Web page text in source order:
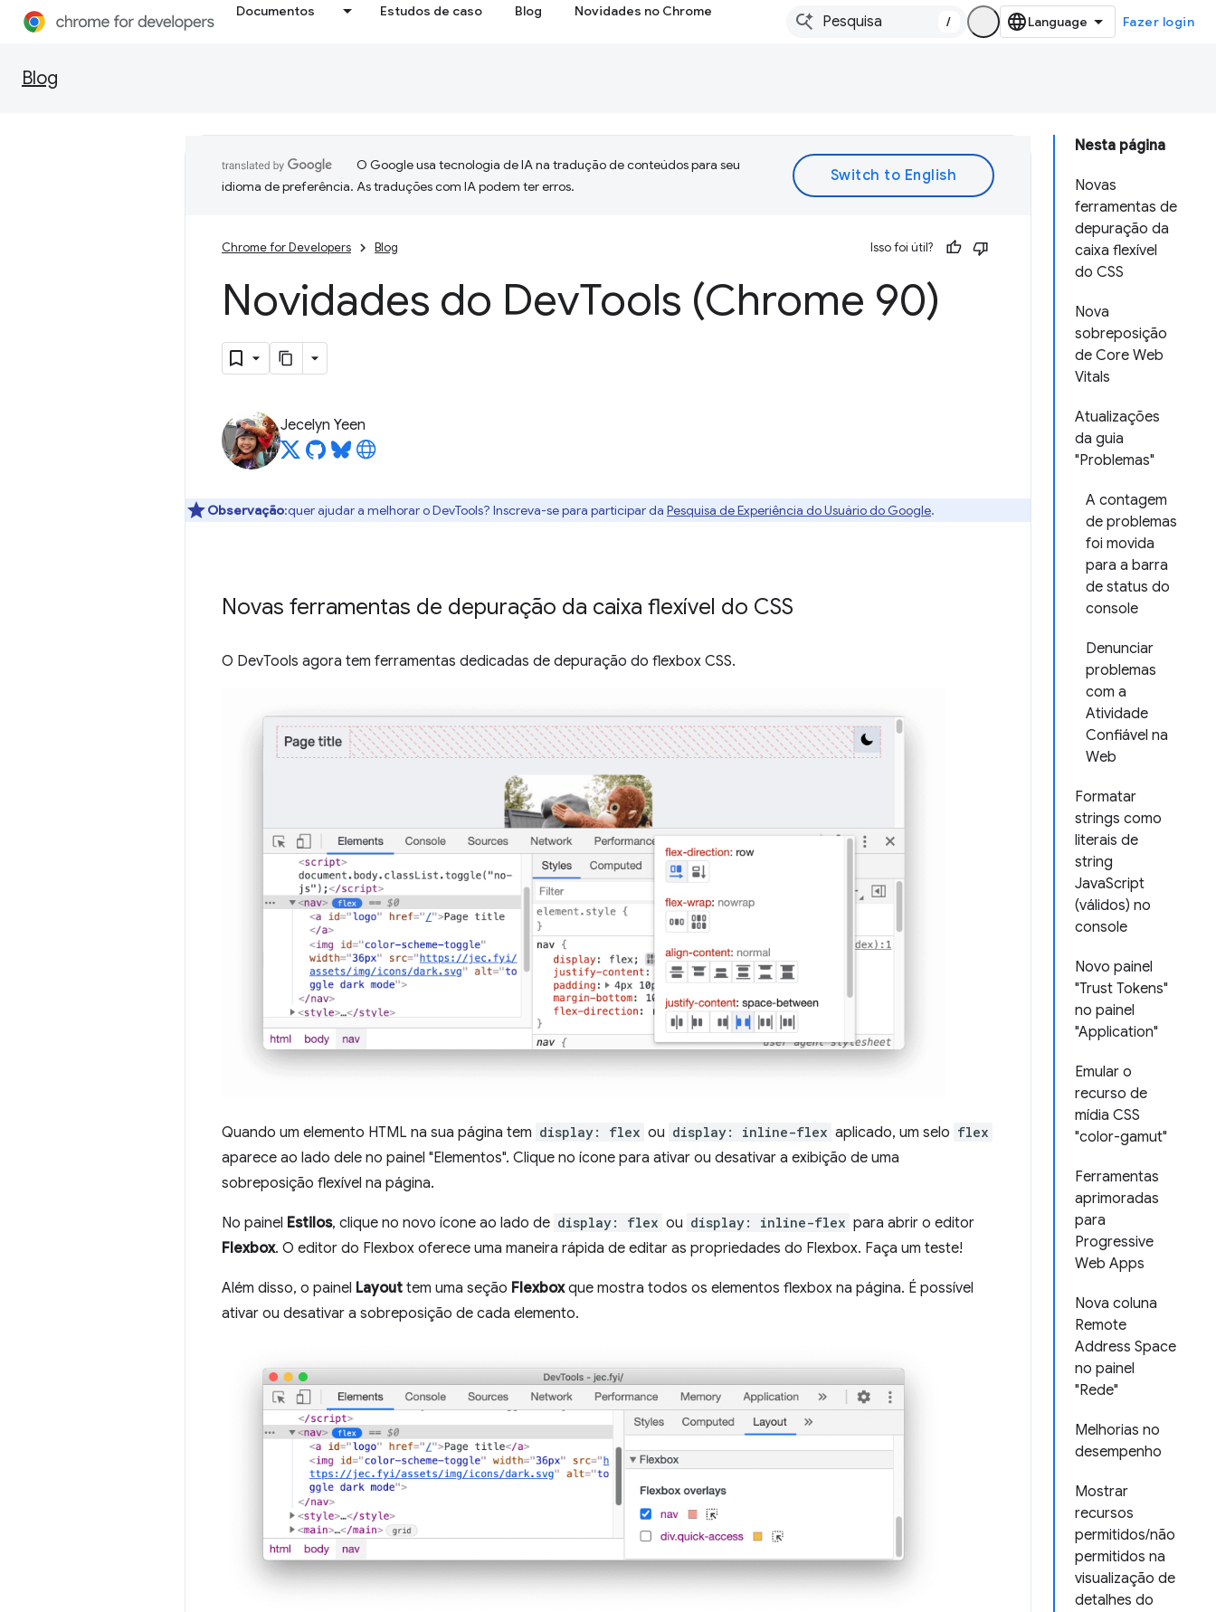
Documentos Estudos de caso Blog Novidades no Chrome
/ Fazer login
Blog
Nesta página
Novas
ferramentas de
depuração da
caixa flexível
do CSS
Nova
sobreposição
de Core Web
Vitals
Atualizações
da guia
"Problemas"
A contagem
de problemas
foi movida
para a barra
de status do
console
Denunciar
problemas
com a
Atividade
Confiável na
Web
Formatar
strings como
literais de
string
JavaScript
(válidos) no
console
Novo painel
"Trust Tokens"
no painel
"Application"
Emular o
recurso de
mídia CSS
"color-gamut"
Ferramentas
aprimoradas
para
Progressive
Web Apps
Nova coluna
Remote
Address Space
no painel
"Rede"
Melhorias no
desempenho
Mostrar
recursos
permitidos/não
permitidos na
visualização de
detalhes do
O Google usa tecnologia de IA na tradução de conteúdos para seu
idioma de preferência. As traduções com IA podem ter erros.
Chrome for Developers Blog Isso foi útil?
Novidades do DevTools (Chrome 90)
Jecelyn Yeen
Observação:quer ajudar a melhorar o DevTools? Inscreva-se para participar da Pesquisa de Experiência do Usuário do Google.
Novas ferramentas de depuração da caixa flexível do CSS
O DevTools agora tem ferramentas dedicadas de depuração do flexbox CSS.
Quando um elemento HTML na sua página tem display: flex ou display: inline-flex aplicado, um selo flex
aparece ao lado dele no painel "Elementos". Clique no ícone para ativar ou desativar a exibição de uma
sobreposição flexível na página.
No painel Estilos, clique no novo ícone ao lado de display: flex ou display: inline-flex para abrir o editor
Flexbox. O editor do Flexbox oferece uma maneira rápida de editar as propriedades do Flexbox. Faça um teste!
Além disso, o painel Layout tem uma seção Flexboxque mostra todos os elementos flexbox na página. É possível
ativar ou desativar a sobreposição de cada elemento.